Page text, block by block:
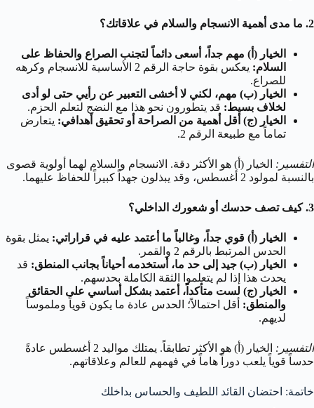
2. ما مدى أهمية الانسجام والسلام في علاقاتك؟
الخيار (أ) مهم جداً، أسعى دائماً لتجنب الصراع والحفاظ على
السلام:
يعكس بقوة حاجة الرقم 2 الأساسية للانسجام وكرهه
للصراع.
الخيار (ب) مهم، لكني لا أخشى التعبير عن رأيي حتى لو أدى
لخلاف بسيط: قد يتطورون نحو هذا مع النضج لتعلم الحزم.
الخيار (ج) أقل أهمية من الصراحة أو تحقيق أهدافي: يتعارض
تماماً مع طبيعة الرقم 2.
التفسير: الخيار (أ) هو الأكثر دقة. الانسجام والسلام لهما أولوية قصوى
بالنسبة لمولود 2 أغسطس، وقد يبذلون جهداً كبيراً للحفاظ عليهما.
3. كيف تصف حدسك أو شعورك الداخلي؟
الخيار (أ) قوي جداً، وغالباً ما أعتمد عليه في قراراتي: يمثل بقوة
الحدس المرتبط بالرقم 2 والقمر.
الخيار (ب) جيد إلى حد ما، أستخدمه أحياناً بجانب المنطق: قد
يحدث هذا إذا لم يتعلموا الثقة الكاملة بحدسهم.
الخيار (ج) لست متأكداً، أعتمد بشكل أساسي على الحقائق
والمنطق: أقل احتمالاً؛ الحدس عادة ما يكون قوياً وملموساً
لديهم.
التفسير:
الخيار (أ) هو الأكثر تطابقاً. يمتلك مواليد 2 أغسطس عادةً
حدساً قوياً يلعب دوراً هاماً في فهمهم للعالم وعلاقاتهم.
خاتمة: احتضان القائد اللطيف والحساس بداخلك